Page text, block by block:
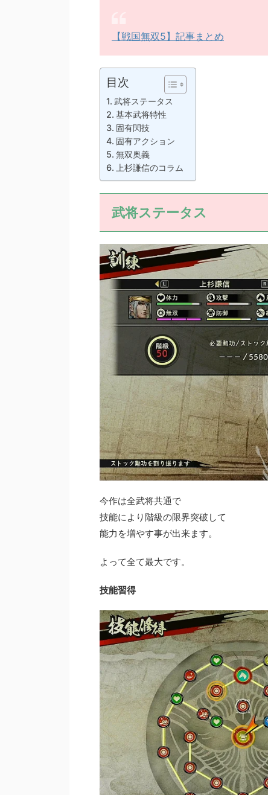
【戦国無双5】記事まとめ
目次
武将ステータス
基本武将特性
固有閃技
固有アクション
無双奥義
上杉謙信のコラム
武将ステータス
今作は全武将共通で
技能により階級の限界突破して
能力を増やす事が出来ます。
よって全て最大です。
技能習得